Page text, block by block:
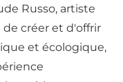
Russo, artiste
créer et d'offrir
et écologique,